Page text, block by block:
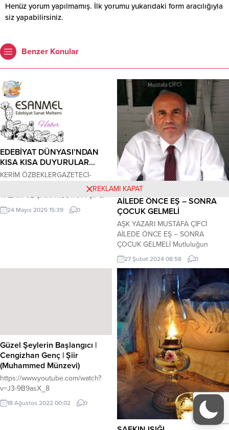
Henüz yorum yapılmamış. İlk yorumu yukarıdaki form aracılığıyla
siz yapabilirsiniz.
Benzer Konular
EDEBİYAT DÜNYASI’NDAN
KISA KISA DUYURULAR…
KERİM ÖZBEKLERGAZETECİ-
YAZAR-ŞAİR-EDEBİYATÇI AŞK
YAZARI VE ŞAİRİ MUSTAFA ÇİFCİ
İSTANBUL SARIYER’DE
OKUYUCULARI İÇİN KİTAP
Kireçburnu-İstanbul adresinde, Aşk
24 Mayıs 2025 15:39 0
AİLEDE ÖNCE EŞ – SONRA
ÇOCUK GELMELİ
AŞK YAZARI MUSTAFA ÇİFCİ
AİLEDE ÖNCE EŞ – SONRA
ÇOCUK GELMELİ Mutluluğun
kaynağı evde başlar Aile sevginiz
artsın… Karınızın, kocanızın kıymeti
sağlıkta yaşansın… Evde önce eş
gelmeli, sonra çocuklar… Hastane
odasına düşmeye görün! Pijamanızı
değiştirecek tek kişi eşiniz
olacaktır… İnsana en yakını eşi
olmalıdır. * Eşinizden sakladığınız
bir sır olmasın, Gizli,...
27 Şubat 2024 08:58 0
Güzel Şeylerin Başlangıcı |
Cengizhan Genç | Şiir
(Muhammed Münzevi)
https://www.youtube.com/watch?
v=J3-9B9asX_8
18 Ağustos 2022 00:02 0
REKLAMI KAPAT